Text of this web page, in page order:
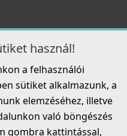
Ft
használ!
a felhasználói
sütiket alkalmazunk, a
elemzéséhez, illetve
való böngészés
gombra kattintással,